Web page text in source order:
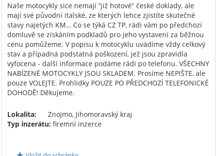
Naše motocykly sice nemají “již hotové” české doklady, ale
mají své původní italské, ze kterých lehce zjistíte skutečné
stavy najetých KM… Co se týká CZ TP, rádi vám po předchozí
domluvě se získáním podkladů pro jeho vystavení za běžnou
cenu pomůžeme. V popisu k motocyklu uvádíme vždy celkový
stav a případná podstatná poškození, jež jsou zpravidla
vyfocena - další informace podáme rádi po telefonu. VŠECHNY
NABÍZENÉ MOTOCYKLY JSOU SKLADEM. Prosíme NEPIŠTE, ale
pouze VOLEJTE. Prohlidky POUZE PO PŘEDCHOZÍ TELEFONICKÉ
DOHODĚ! Děkujeme.
Lokalita:
Znojmo, Jihomoravský kraj
Typ inzerátu: firemní inzerce